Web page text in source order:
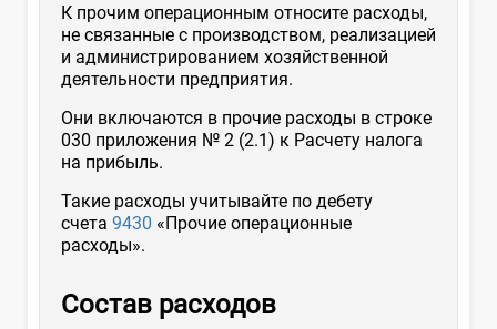
К прочим операционным относите расходы,
не связанные с производством, реализацией
и администрированием хозяйственной
деятельности предприятия.
Они включаются в прочие расходы в строке
030 приложения № 2 (2.1) к Расчету налога
на прибыль.
Такие расходы учитывайте по дебету
счета 9430 «Прочие операционные
расходы».
Состав расходов